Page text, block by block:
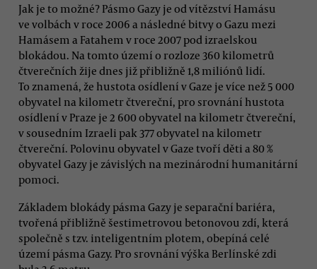
Jak je to možné? Pásmo Gazy je od vítězství Hamásu
ve volbách v roce 2006 a následné bitvy o Gazu mezi
Hamásem a Fatahem v roce 2007 pod izraelskou
blokádou. Na tomto území o rozloze 360 kilometrů
čtverečních žije dnes již přibližně 1,8 miliónů lidí.
To znamená, že hustota osídlení v Gaze je více než 5 000
obyvatel na kilometr čtvereční, pro srovnání hustota
osídlení v Praze je 2 600 obyvatel na kilometr čtvereční,
v sousedním Izraeli pak 377 obyvatel na kilometr
čtvereční. Polovinu obyvatel v Gaze tvoří děti a 80 %
obyvatel Gazy je závislých na mezinárodní humanitární
pomoci.
Základem blokády pásma Gazy je separační bariéra,
tvořená přibližně šestimetrovou betonovou zdí, která
společně s tzv. inteligentním plotem, obepíná celé
území pásma Gazy. Pro srovnání výška Berlínské zdi